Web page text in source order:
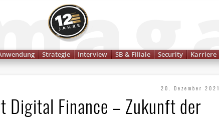
Strategie Interview SB & Filiale Security Karriere
20. Dezember 2021
Digital Finance – Zukunft der